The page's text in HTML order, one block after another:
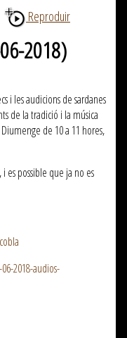
Reproduir
2018)
i les audicions de sardanes
de la tradició i la música
de 10 a 11 hores,
es possible que ja no es
2018-audios-